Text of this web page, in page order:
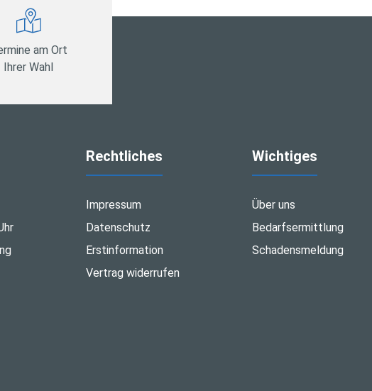
am Ort
Ihrer Wahl
Rechtliches
Impressum
Datenschutz
Erstinformation
Vertrag widerrufen
Wichtiges
Über uns
Bedarfsermittlung
Schadensmeldung